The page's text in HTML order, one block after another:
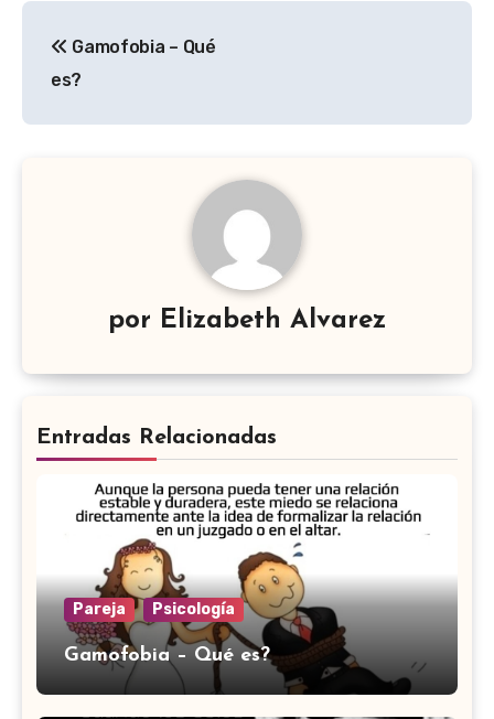
Gamofobia – Qué
es?
por Elizabeth Alvarez
Entradas Relacionadas
Pareja Psicología
Gamofobia – Qué es?